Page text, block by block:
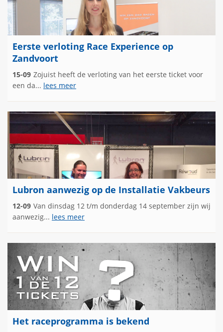
Eerste verloting Race Experience op
Zandvoort
15-09 Zojuist heeft de verloting van het eerste ticket voor
een da... lees meer
Lubron aanwezig op de Installatie Vakbeurs
12-09 Van dinsdag 12 t/m donderdag 14 september zijn wij
aanwezig... lees meer
Het raceprogramma is bekend